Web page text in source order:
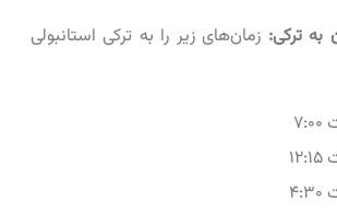
به ترکی: زمان‌های زیر را به ترکی استانبولی